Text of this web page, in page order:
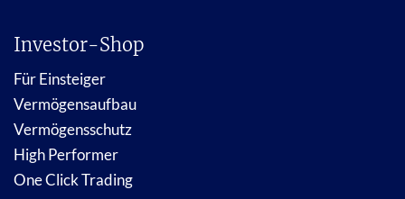
Investor-Shop
Für Einsteiger
Vermögensaufbau
Vermögensschutz
High Performer
One Click Trading